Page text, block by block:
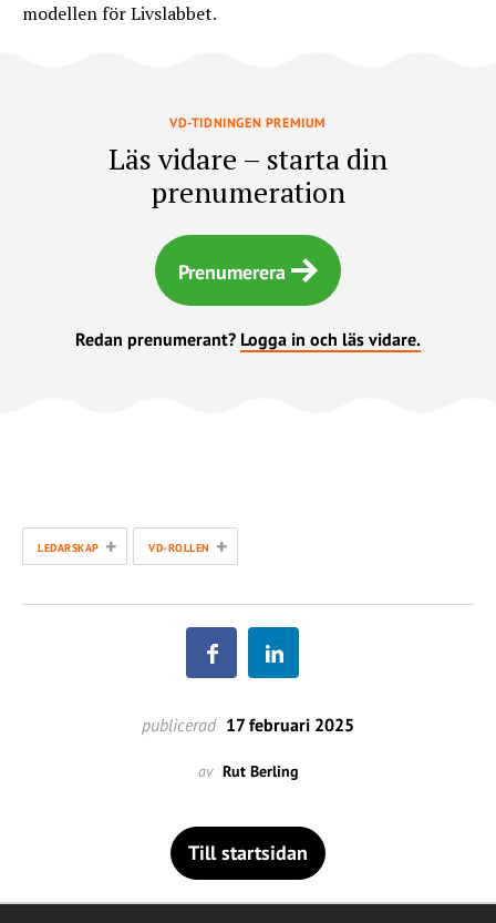
modellen för Livslabbet.
VD-TIDNINGEN PREMIUM
Läs vidare – starta din
prenumeration
Prenumerera
Redan prenumerant? Logga in och läs vidare.
LEDARSKAP + VD-ROLLEN +
publicerad 17 februari 2025
av Rut Berling
Till startsidan